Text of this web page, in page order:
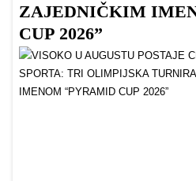
ZAJEDNIČKIM
CUP 2026”